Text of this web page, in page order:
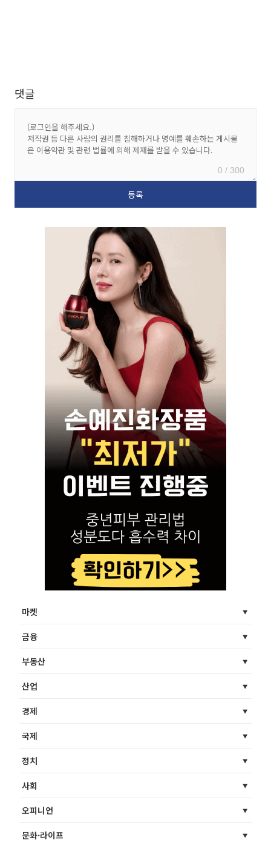
댓글
0 / 300
마켓
금융
부동산
산업
경제
국제
정치
사회
오피니언
문화·라이프